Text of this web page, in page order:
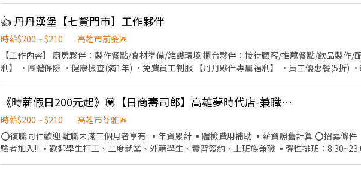
👍 丹丹漢堡【七賢門市】工作夥伴
時薪$200 ~ $210
高雄市前金區
【工作內容】 廚房夥伴：製作餐點/食材準備/維護環境 櫃台夥伴：接待顧客/推薦餐點/飲品製作/
利】 ·團體保險 ·健康檢查(滿1年) ·免費員工制服 【丹丹夥伴專屬福利】 ·員工優惠餐(5折) ·
《時薪假日200元起》💟【日商壽司郎】高雄夢時代店-兼職人員
時薪$200 ~ $210
高雄市苓雅區
⭕復職同仁歡迎 離職未滿三個月者享有: ▪年資累計 ▪體檢費用補助 ▪薪資照舊計算 ⭕招募條件 ▪職前教育訓練，👏歡迎無經
驗者加入!! ▪歡迎學生打工、二度就業、外籍學生、實習簽約、上班族兼職 ▪彈性排班：